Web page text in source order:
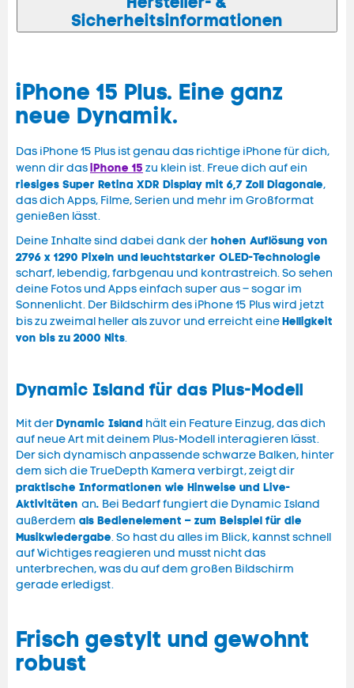
Sicherheitsinformationen
iPhone 15 Plus. Eine ganz
neue Dynamik.
Das iPhone 15 Plus ist genau das richtige iPhone für dich,
wenn dir dasiPhone 15 zu klein ist. Freue dich auf ein
riesiges Super Retina XDR Display mit 6,7 Zoll Diagonale,
das dich Apps, Filme, Serien und mehr im Großformat
genießen lässt.
Deine Inhalte sind dabei dank der hohen Auflösung von
2796 x 1290 Pixeln und leuchtstarker OLED-Technologie
scharf, lebendig, farbgenau und kontrastreich. So sehen
deine Fotos und Apps einfach super aus – sogar im
Sonnenlicht. Der Bildschirm des iPhone 15 Plus wird jetzt
bis zu zweimal heller als zuvor und erreicht eineHelligkeit
von bis zu 2000 Nits.
Dynamic Island für das Plus-Modell
Mit derDynamic Island hält ein Feature Einzug, das dich
auf neue Art mit deinem Plus-Modell interagieren lässt.
Der sich dynamisch anpassende schwarze Balken, hinter
dem sich die TrueDepth Kamera verbirgt, zeigt dir
praktische Informationen wie Hinweise und Live-
Aktivitäten an. Bei Bedarf fungiert die Dynamic Island
außerdem als Bedienelement – zum Beispiel für die
Musikwiedergabe. So hast du alles im Blick, kannst schnell
auf Wichtiges reagieren und musst nicht das
unterbrechen, was du auf dem großen Bildschirm
gerade erledigst.
Frisch gestylt und gewohnt
robust